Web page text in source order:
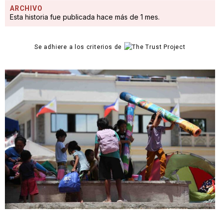
ARCHIVO
Esta historia fue publicada hace más de 1 mes.
Se adhiere a los criterios de